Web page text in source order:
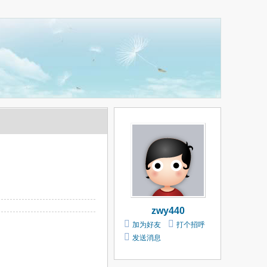
zwy440
加为好友
打个招呼
发送消息